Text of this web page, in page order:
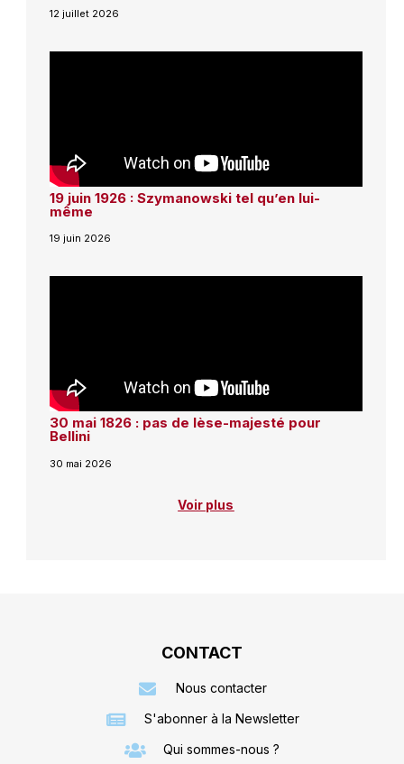
12 juillet 2026
19 juin 1926 : Szymanowski tel qu’en lui-
même
19 juin 2026
30 mai 1826 : pas de lèse-majesté pour
Bellini
30 mai 2026
Voir plus
CONTACT
Nous contacter
S'abonner à la Newsletter
Qui sommes-nous ?